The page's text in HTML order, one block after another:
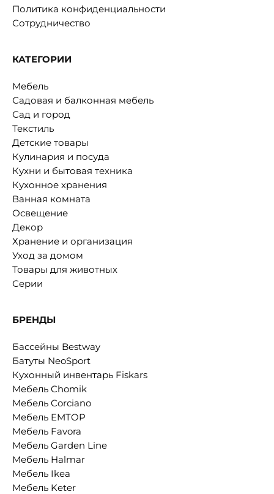
Политика конфиденциальности
Сотрудничество
КАТЕГОРИИ
Мебель
Садовая и балконная мебель
Сад и город
Текстиль
Детские товары
Кулинария и посуда
Кухни и бытовая техника
Кухонное хранения
Ванная комната
Освещение
Декор
Хранение и организация
Уход за домом
Товары для животных
Серии
БРЕНДЫ
Бассейны Bestway
Батуты NeoSport
Кухонный инвентарь Fiskars
Мебель Chomik
Мебель Corciano
Мебель EMTOP
Мебель Favora
Мебель Garden Line
Мебель Halmar
Мебель Ikea
Мебель Keter